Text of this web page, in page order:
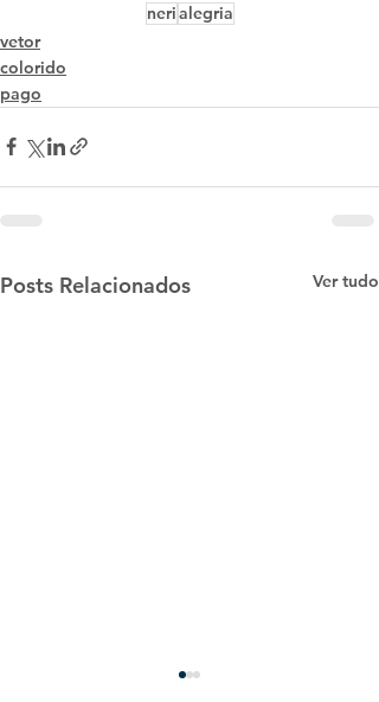
nerialegria
vetor
colorido
pago
Posts Relacionados Ver tudo